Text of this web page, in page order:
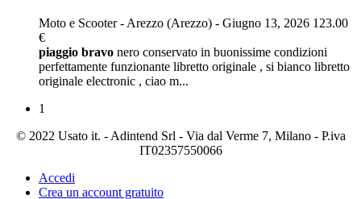
Moto e Scooter- Arezzo (Arezzo) - Giugno 13, 2026 123.00
€
piaggio bravo nero conservato in buonissime condizioni
perfettamente funzionante libretto originale , si bianco libretto
originale electronic , ciao m...
1
© 2022 Usato it. - Adintend Srl - Via dal Verme 7, Milano - P.iva
IT02357550066
Accedi
Crea un account gratuito